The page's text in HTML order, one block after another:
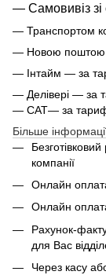
— Самовивіз
— Транспортом
— Новою поштою
— Інтайм — за
— Делівері — за
— САТ— за
Більше
компанії
Онлайн
Онлайн
Рахунок-
для Вас
Через касу